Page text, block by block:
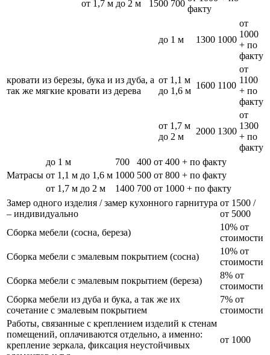
от 1,7 м до 2 м 1500 700
факту
кровати из березы, бука и из дуба, а
так же мягкие кровати из дерева
до 1 м 1300 1000
от
1000
+ по
факту
от 1,1 м
до 1,6 м
1600 1100
от
1100
+ по
факту
от 1,7 м
до 2 м
2000 1300
от
1300
+ по
факту
Матрасы
до 1 м 700 400 от 400 + по факту
от 1,1 м до 1,6 м 1000 500 от 800 + по факту
от 1,7 м до 2 м
1400 700 от 1000 + по факту
Замер одного изделия / замер кухонного гарнитура
– индивидуально
от 1500 /
от 5000
Сборка мебели (сосна, береза)
10% от
стоимости
Сборка мебели с эмалевым покрытием (сосна)
10% от
стоимости
Сборка мебели с эмалевым покрытием (береза)
8% от
стоимости
Сборка мебели из дуба и бука, а так же их
сочетание с эмалевым покрытием
7% от
стоимости
Работы, связанные с креплением изделий к стенам
помещений, оплачиваются отдельно, а именно:
крепление зеркала, фиксация неустойчивых
от 1000